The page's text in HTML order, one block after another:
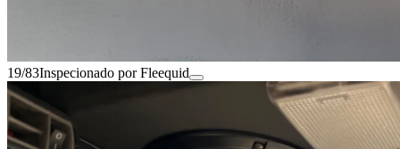
19/83Inspecionado por Fleequid